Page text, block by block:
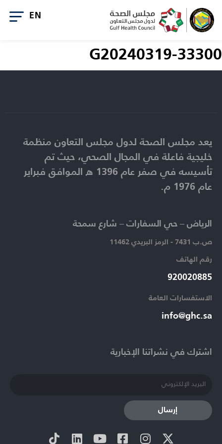
G20240319-33300
اشترك في نشراتنا الإخبارية​
إرسال
الرياض – حي السفارات – شارع سمحة​
ص.ب 7431 - الرمز البريدي 11462
رقم الهاتف​
920020885​
الاستفسارات العامة ​
info@ghc.sa​
يعد مجلس الصحة لدول مجلس التعاون منظمة
خليجية فاعلة في المجال الصحي، حيث تم
تأسيسه في صفر عام 1396 ه الموافق فبراير
عام 1976 م.